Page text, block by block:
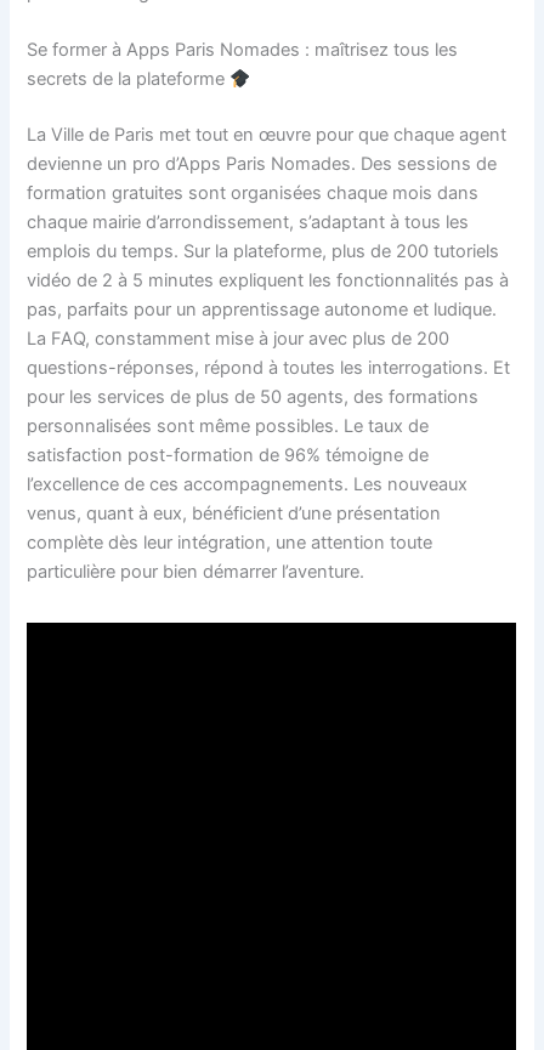
Se former à Apps Paris Nomades : maîtrisez tous les
secrets de la plateforme
La Ville de Paris met tout en œuvre pour que chaque agent
devienne un pro d’Apps Paris Nomades. Des sessions de
formation gratuites sont organisées chaque mois dans
chaque mairie d’arrondissement, s’adaptant à tous les
emplois du temps. Sur la plateforme, plus de 200 tutoriels
vidéo de 2 à 5 minutes expliquent les fonctionnalités pas à
pas, parfaits pour un apprentissage autonome et ludique.
La FAQ, constamment mise à jour avec plus de 200
questions-réponses, répond à toutes les interrogations. Et
pour les services de plus de 50 agents, des formations
personnalisées sont même possibles. Le taux de
satisfaction post-formation de 96% témoigne de
l’excellence de ces accompagnements. Les nouveaux
venus, quant à eux, bénéficient d’une présentation
complète dès leur intégration, une attention toute
particulière pour bien démarrer l’aventure.